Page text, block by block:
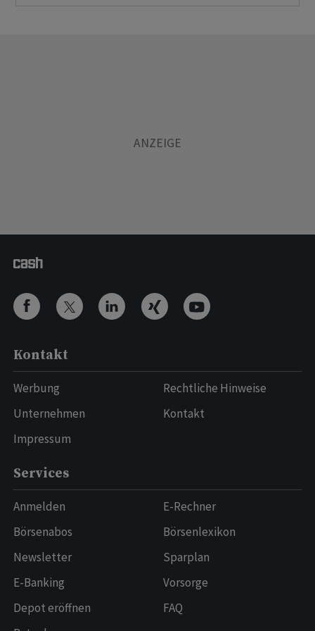
Kontakt
Werbung
Unternehmen
Impressum
Rechtliche Hinweise
Kontakt
Services
Anmelden
Börsenabos
Newsletter
E-Banking
Depot eröffnen
E-Rechner
Börsenlexikon
Sparplan
Vorsorge
FAQ